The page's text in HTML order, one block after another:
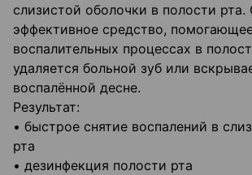
слизистой оболочки в полости рта.
эффективное средство,
воспалительных процессах в
удаляется больной зуб или
воспалённой десне.
Результат:
• быстрое снятие воспалений в
рта
• дезинфекция полости рта